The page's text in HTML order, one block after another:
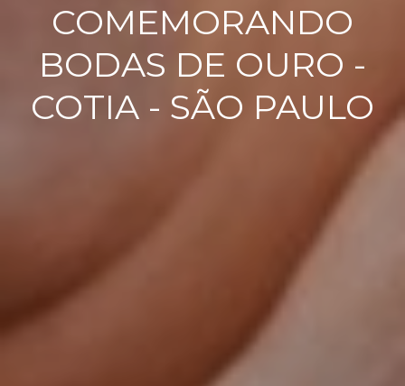
COMEMORANDO
BODAS DE OURO -
COTIA - SÃO PAULO